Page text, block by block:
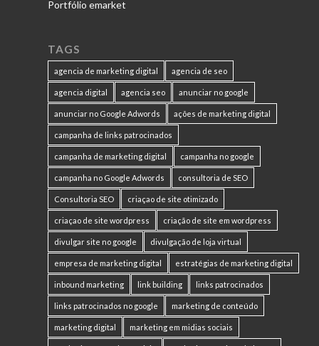
Portfólio emarket
TAGS
agencia de marketing digital agencia de seo
agencia digital agencia seo anunciar no google
anunciar no Google Adwords ações de marketing digital
campanha de links patrocinados
campanha de marketing digital campanha no google
campanha no Google Adwords consultoria de SEO
Consultoria SEO criaçao de site otimizado
criaçao de site wordpress criação de site em wordpress
divulgar site no google divulgação de loja virtual
empresa de marketing digital estratégias de marketing digital
inbound marketing link building links patrocinados
links patrocinados no google marketing de conteúdo
marketing digital marketing em midias sociais